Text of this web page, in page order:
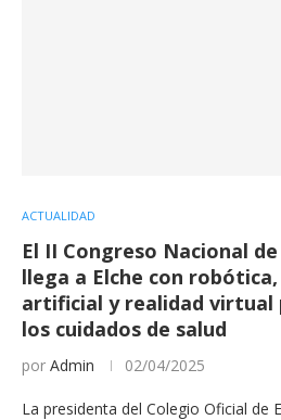
ACTUALIDAD
El II Congreso Nacional
llega a Elche con
artificial y realidad
los cuidados de salud
por Admin 02/04/2025
La presidenta del Colegio Oficial de